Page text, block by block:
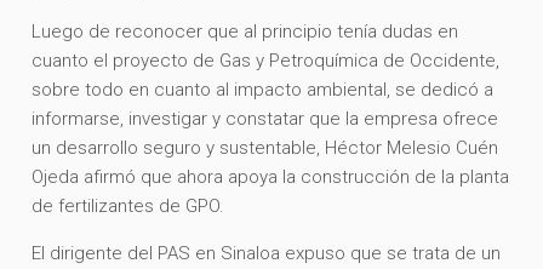
Luego de reconocer que al principio tenía dudas en
cuanto el proyecto de Gas y Petroquímica de Occidente,
sobre todo en cuanto al impacto ambiental, se dedicó a
informarse, investigar y constatar que la empresa ofrece
un desarrollo seguro y sustentable, Héctor Melesio Cuén
Ojeda afirmó que ahora apoya la construcción de la planta
de fertilizantes de GPO.
El dirigente del PAS en Sinaloa expuso que se trata de un